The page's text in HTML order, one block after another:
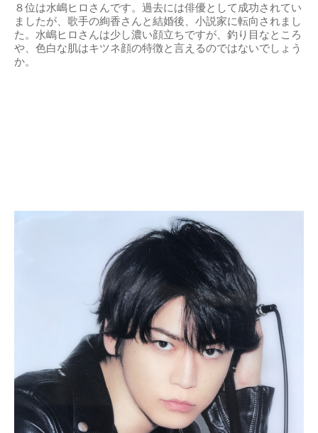
８位は水嶋ヒロさんです。過去には俳優として成功されてい
ましたが、歌手の絢香さんと結婚後、小説家に転向されまし
た。水嶋ヒロさんは少し濃い顔立ちですが、釣り目なところ
や、色白な肌はキツネ顔の特徴と言えるのではないでしょう
か。